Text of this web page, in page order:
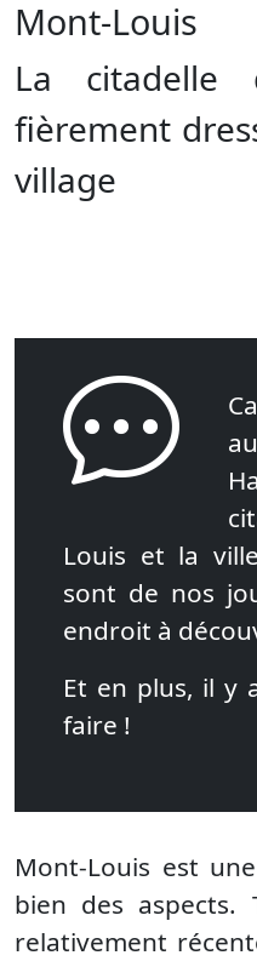
Mont-Louis
La citadelle
fièrement
village
Louis et la
sont de nos
endroit à
Et en plus, il y
faire !
Mont-Louis est
bien des aspects.
relativement